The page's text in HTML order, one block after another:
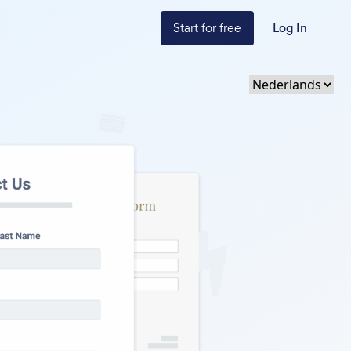
Start for free Log In